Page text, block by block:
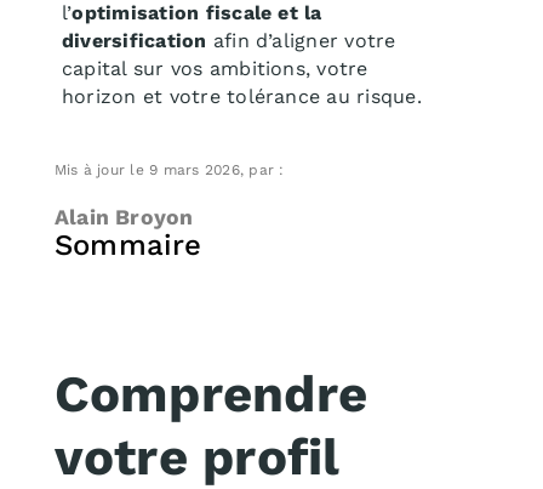
l’optimisation fiscale et la
diversification afin d’aligner votre
capital sur vos ambitions, votre
horizon et votre tolérance au risque.
Mis à jour le 9 mars 2026, par :
Alain Broyon
Sommaire
Comprendre
votre profil